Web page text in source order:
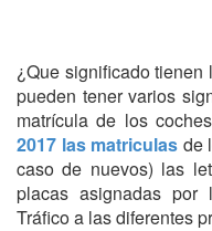
¿Que significado tienen
pueden tener varios
matrícula de los
2017 las matriculas de
caso de nuevos) las
placas asignadas
Tráfico a las diferentes